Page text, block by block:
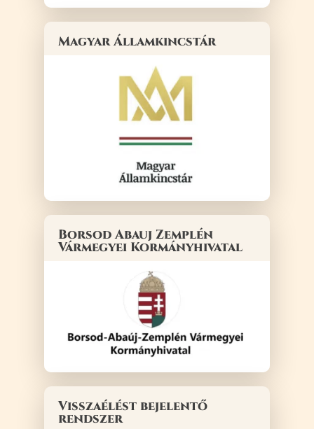
Magyar Államkincstár
Borsod Abauj Zemplén
Vármegyei Kormányhivatal
Visszaélést bejelentő
rendszer